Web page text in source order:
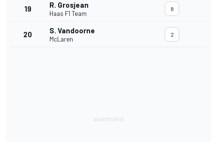
19 R. Grosjean
Haas F1 Team
8
20 S. Vandoorne
McLaren
2